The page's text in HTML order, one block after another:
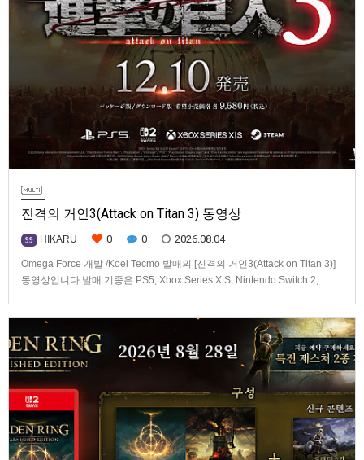
진격의 거인3(Attack on Titan 3) 동영상
99 HIKARU 0 0 2026.08.04
Omega Force 개발 /Koei Tecmo 발매의 [진격의 거인3(Attack on Titan 3)]
동영상입니다.발매 기종은 PS5, Xbox Series X|S, Nintendo Switch 2,